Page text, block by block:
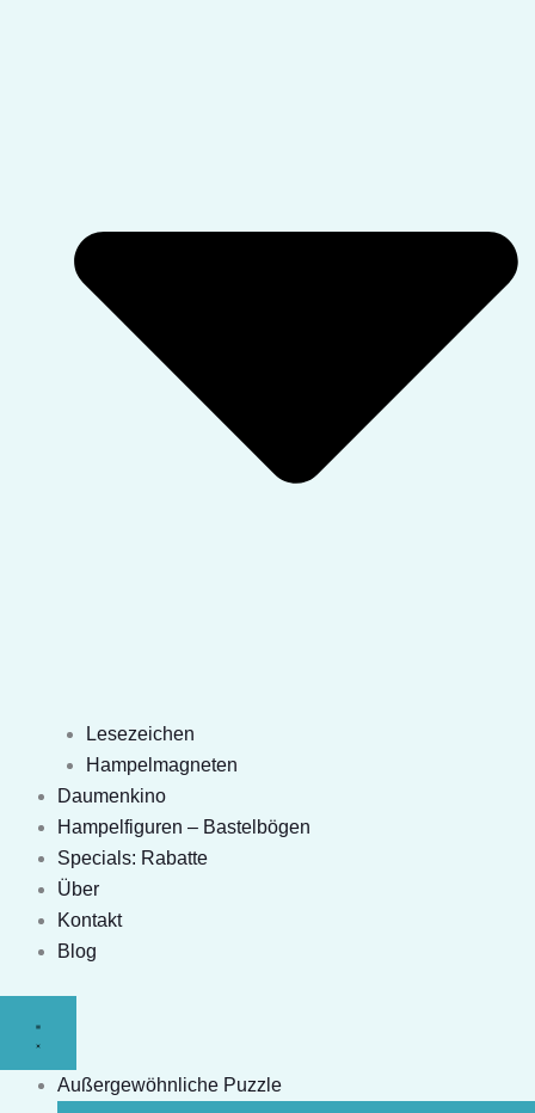
Lesezeichen
Hampelmagneten
Daumenkino
Hampelfiguren – Bastelbögen
Specials: Rabatte
Über
Kontakt
Blog
Außergewöhnliche Puzzle